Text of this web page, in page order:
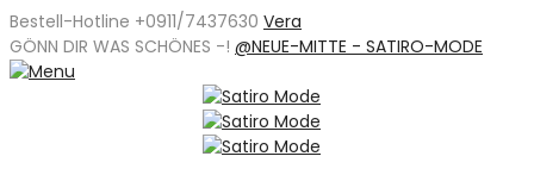
Bestell-Hotline +0911/7437630 Vera
GÖNN DIR WAS SCHÖNES -! @NEUE-MITTE - SATIRO-MODE